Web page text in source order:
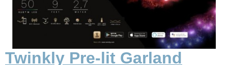
Twinkly Pre-lit Garland